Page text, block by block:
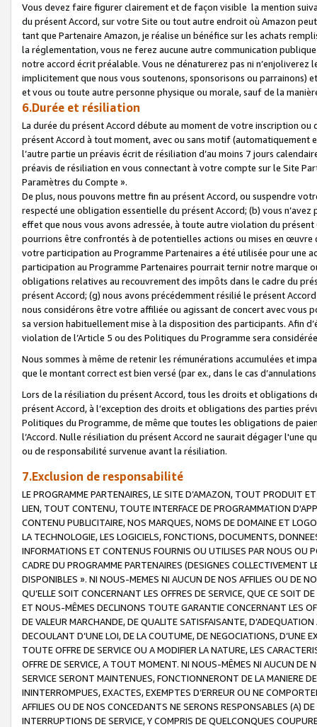
Vous devez faire figurer clairement et de façon visible la mention
du présent Accord, sur votre Site ou tout autre endroit où Amazon
tant que Partenaire Amazon, je réalise un bénéfice sur les achats
la réglementation, vous ne ferez aucune autre communication
notre accord écrit préalable. Vous ne dénaturerez pas ni
implicitement que nous vous soutenons, sponsorisons ou parrainons)
et vous ou toute autre personne physique ou morale, sauf de la
6.Durée et résiliation
La durée du présent Accord débute au moment de votre inscription
présent Accord à tout moment, avec ou sans motif (automatiquement
l’autre partie un préavis écrit de résiliation d’au moins 7 jours
préavis de résiliation en vous connectant à votre compte sur le Site
Paramètres du Compte ».
De plus, nous pouvons mettre fin au présent Accord, ou suspendre
respecté une obligation essentielle du présent Accord; (b) vous
effet que nous vous avons adressée, à toute autre violation du
pourrions être confrontés à de potentielles actions ou mises en
votre participation au Programme Partenaires a été utilisée pour une
participation au Programme Partenaires pourrait ternir notre marque
obligations relatives au recouvrement des impôts dans le cadre du
présent Accord; (g) nous avons précédemment résilié le présent
nous considérons être votre affiliée ou agissant de concert avec vous
sa version habituellement mise à la disposition des participants. Afin
violation de l’Article 5 ou des Politiques du Programme sera
Nous sommes à même de retenir les rémunérations accumulées et
que le montant correct est bien versé (par ex., dans le cas
Lors de la résiliation du présent Accord, tous les droits et obligations
présent Accord, à l’exception des droits et obligations des parties
Politiques du Programme, de même que toutes les obligations de
l’Accord. Nulle résiliation du présent Accord ne saurait dégager l'une
ou de responsabilité survenue avant la résiliation.
7.Exclusion de responsabilité
LE PROGRAMME PARTENAIRES, LE SITE D’AMAZON, TOUT PRODUIT
LIEN, TOUT CONTENU, TOUTE INTERFACE DE PROGRAMMATION
CONTENU PUBLICITAIRE, NOS MARQUES, NOMS DE DOMAINE ET
LA TECHNOLOGIE, LES LOGICIELS, FONCTIONS, DOCUMENTS,
INFORMATIONS ET CONTENUS FOURNIS OU UTILISES PAR NOUS OU
CADRE DU PROGRAMME PARTENAIRES (DESIGNES COLLECTIVEMENT
DISPONIBLES ». NI NOUS-MEMES NI AUCUN DE NOS AFFILIES OU DE
QU’ELLE SOIT CONCERNANT LES OFFRES DE SERVICE, QUE CE SOIT
ET NOUS-MÊMES DECLINONS TOUTE GARANTIE CONCERNANT LES
DE VALEUR MARCHANDE, DE QUALITE SATISFAISANTE,
DECOULANT D’UNE LOI, DE LA COUTUME, DE NEGOCIATIONS, D’UNE
TOUTE OFFRE DE SERVICE OU A MODIFIER LA NATURE, LES
OFFRE DE SERVICE, A TOUT MOMENT. NI NOUS-MÊMES NI AUCUN DE
SERVICE SERONT MAINTENUES, FONCTIONNERONT DE LA MANIERE
ININTERROMPUES, EXACTES, EXEMPTES D’ERREUR OU NE
AFFILIES OU DE NOS CONCEDANTS NE SERONS RESPONSABLES (A)
INTERRUPTIONS DE SERVICE, Y COMPRIS DE QUELCONQUES